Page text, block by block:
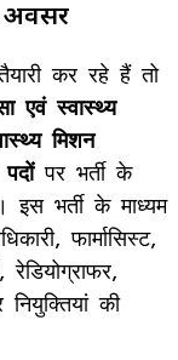
अवसर
कर रहे हैं तो
एवं स्वास्थ्य
मिशन
पर भर्ती के
भर्ती के माध्यम
फार्मासिस्ट,
की